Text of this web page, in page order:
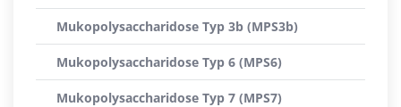
Mukopolysaccharidose Typ 3b (MPS3b)
Mukopolysaccharidose Typ 6 (MPS6)
Mukopolysaccharidose Typ 7 (MPS7)